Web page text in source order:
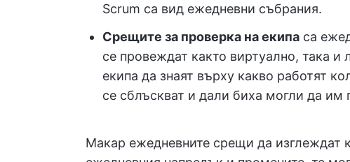
Scrum са вид ежедневни събрания.
Срещите за проверка на екипа са
се провеждат както виртуално, така и
екипа да знаят върху какво работят
се сблъскват и дали биха могли да им
Макар ежедневните срещи да изглеждат